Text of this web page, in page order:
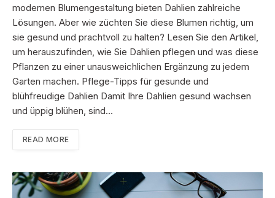
modernen Blumengestaltung bieten Dahlien zahlreiche
Lösungen. Aber wie züchten Sie diese Blumen richtig, um
sie gesund und prachtvoll zu halten? Lesen Sie den Artikel,
um herauszufinden, wie Sie Dahlien pflegen und was diese
Pflanzen zu einer unausweichlichen Ergänzung zu jedem
Garten machen. Pflege-Tipps für gesunde und
blühfreudige Dahlien Damit Ihre Dahlien gesund wachsen
und üppig blühen, sind…
READ MORE